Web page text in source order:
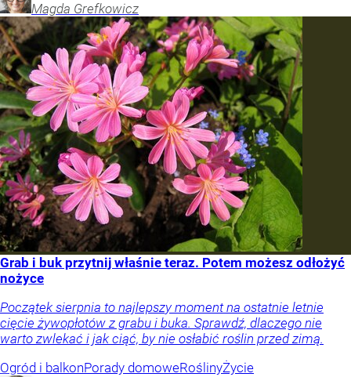
Magda Grefkowicz
Grab i buk przytnij właśnie teraz. Potem możesz odłożyć
nożyce
Początek sierpnia to najlepszy moment na ostatnie letnie
cięcie żywopłotów z grabu i buka. Sprawdź, dlaczego nie
warto zwlekać i jak ciąć, by nie osłabić roślin przed zimą.
Ogród i balkonPorady domoweRoślinyŻycie